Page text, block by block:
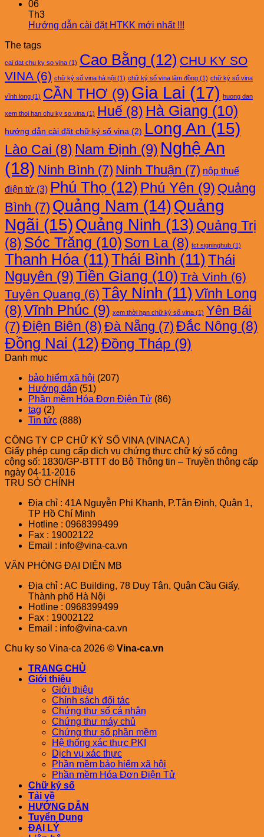
06
Th3
Hướng dẫn cài đặt HTKK mới nhất !!!
The tags
cai dat chu ky so vina (1) Cao Bằng (12) CHU KY SO
VINA(6) chữ ký số vina hà nội (1) chữ ký số vina lâm đồng (1) chữ ký số vina
vĩnh long (1) CẦN THƠ (9) Gia Lai (17) huong dan
xem thoi han chu ky so vina (1) Huế (8) Hà Giang (10)
hướng dẫn cài đặt chữ ký số vina (2) Long An (15)
Lào Cai (8) Nam Định (9) Nghệ An
(18) Ninh Bình (7) Ninh Thuận (7) nộp thuế
điện tử (3) Phú Thọ (12) Phú Yên (9) Quảng
Bình (7) Quảng Nam (14)Quảng
Ngãi (15) Quảng Ninh (13) Quảng Trị
(8) Sóc Trăng (10) Sơn La (8) tct signinghub (1)
Thanh Hóa(11) Thái Bình (11) Thái
Nguyên (9)Tiền Giang (10) Trà Vinh (6)
Tuyên Quang (6) Tây Ninh (11) Vĩnh Long
(8)Vĩnh Phúc (9) xem thời hạn chữ ký số vina (1) Yên Bái
(7) Điện Biên (8) Đà Nẵng (7) Đắc Nông (8)
Đồng Nai (12) Đồng Tháp (9)
Danh mục
bảo hiểm xã hội (207)
Hướng dẫn (51)
Phần mềm Hóa Đơn Điện Tử (86)
tag (2)
Tin tức (888)
CÔNG TY CP CHỮ KÝ SỐ VINA (VINACA )
Giấy phép cung cấp dịch vụ chứng thực chữ ký số công
cộng số: 1830/GP-BTTT do Bộ Thông tin – Truyền thông cấp
ngày 04-11-2016
TRỤ SỞ CHÍNH
Địa chỉ : 41A Nguyễn Phi Khanh, P.Tân Định, Quận 1,
TP Hồ Chí Minh
Hotline : 0968399499
Fax : 19002122
Email : info@vina-ca.vn
VĂN PHÒNG ĐẠI DIỆN MB
Địa chỉ : AC Building, 78 Duy Tân, Quận Cầu Giấy,
Thành phố Hà Nội
Hotline : 0968399499
Fax : 19002122
Email : info@vina-ca.vn
Chu ky so Vina-ca 2026 © Vina-ca.vn
TRANG CHỦ
Giới thiệu
Giới thiệu
Chính sách đối tác
Chứng thư số cá nhân
Chứng thư máy chủ
Chứng thư số phần mềm
Hệ thống xác thực PKI
Dịch vụ xác thực
Phần mềm bảo hiểm xã hội
Phần mềm Hóa Đơn Điện Tử
Chữ ký số
Tải về
HƯỚNG DẪN
Tuyển Dụng
ĐẠI LÝ